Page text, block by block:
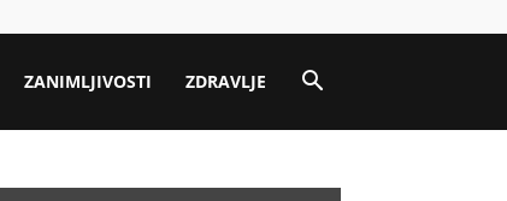
ZANIMLJIVOSTI ZDRAVLJE